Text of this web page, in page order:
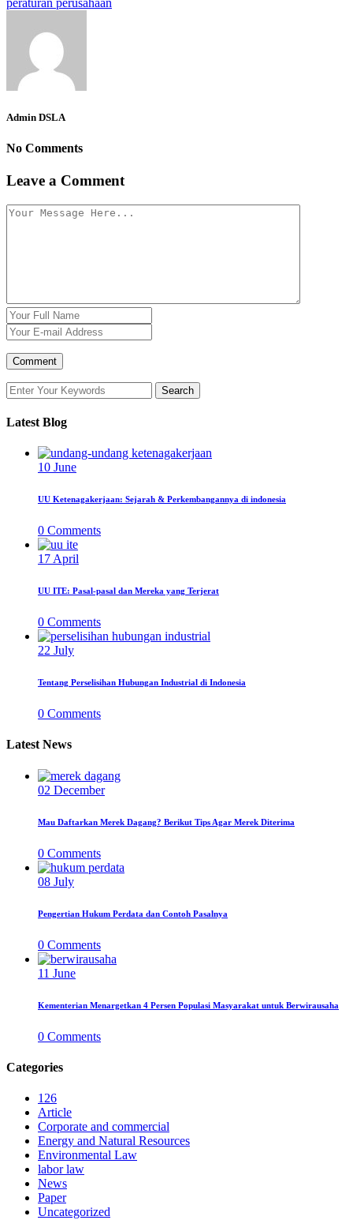
Admin DSLA
No Comments
Leave a Comment
Latest Blog
10 June
UU Ketenagakerjaan: Sejarah & Perkembangannya di indonesia
0 Comments
17 April
UU ITE: Pasal-pasal dan Mereka yang Terjerat
0 Comments
22 July
Tentang Perselisihan Hubungan Industrial di Indonesia
0 Comments
Latest News
02 December
Mau Daftarkan Merek Dagang? Berikut Tips Agar Merek Diterima
0 Comments
08 July
Pengertian Hukum Perdata dan Contoh Pasalnya
0 Comments
11 June
Kementerian Menargetkan 4 Persen Populasi Masyarakat untuk Berwirausaha
0 Comments
Categories
126
Article
Corporate and commercial
Energy and Natural Resources
Environmental Law
labor law
News
Paper
Uncategorized